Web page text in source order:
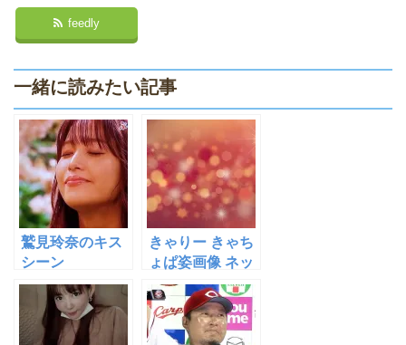
feedly
一緒に読みたい記事
鷲見玲奈のキス
シーン
（YouTube動画
あり）画像がヤ
バい！！
きゃりー きゃち
ょぱ姿画像 ネッ
トの反応